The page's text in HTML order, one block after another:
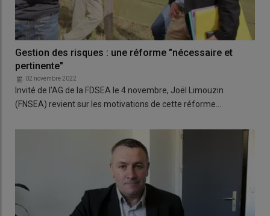
Gestion des risques : une réforme "nécessaire et
pertinente"
02 novembre 2022
Invité de l'AG de la FDSEA le 4 novembre, Joël Limouzin
(FNSEA) revient sur les motivations de cette réforme…